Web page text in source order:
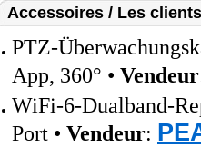
Accessoires / Les
PTZ-
App, 360° • Vendeur
WiFi-6-Dualband-
Port • Vendeur: